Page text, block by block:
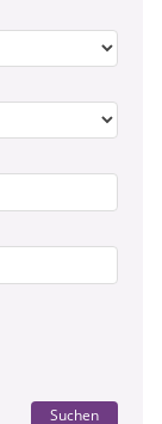
Suchen